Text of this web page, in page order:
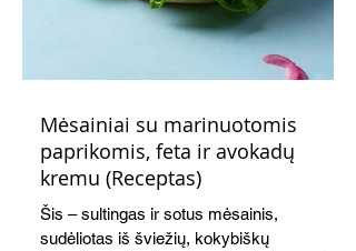
Mėsainiai su marinuotomis
paprikomis, feta ir avokadų
kremu (Receptas)
Šis – sultingas ir sotus mėsainis,
sudėliotas iš šviežių, kokybiškų